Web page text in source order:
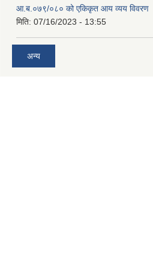
आ.ब.०७९/०८० को एकिकृत आय व्यय विवरण
मिति: 07/16/2023 - 13:55
अन्य